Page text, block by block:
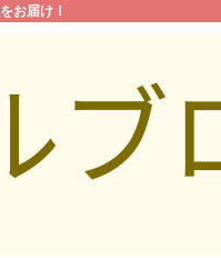
お届け！